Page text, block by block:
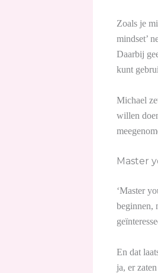
Zoals je
mindset’
Daarbij
kunt
Michael
willen
Master
‘Master
beginnen,
En dat
ja, er